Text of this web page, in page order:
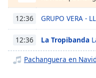
off,
selected
Subtitles
subtitles
settings,
12:36 GRUPO VERA -
12:36 La Tropibanda
Pachanguera en